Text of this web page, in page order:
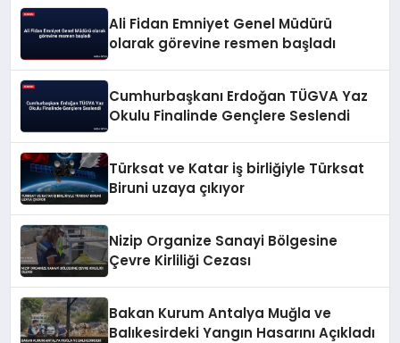
Ali Fidan Emniyet Genel Müdürü
olarak görevine resmen başladı
Cumhurbaşkanı Erdoğan TÜGVA Yaz
Okulu Finalinde Gençlere Seslendi
Türksat ve Katar iş birliğiyle Türksat
Biruni uzaya çıkıyor
Nizip Organize Sanayi Bölgesine
Çevre Kirliliği Cezası
Bakan Kurum Antalya Muğla ve
Balıkesirdeki Yangın Hasarını Açıkladı